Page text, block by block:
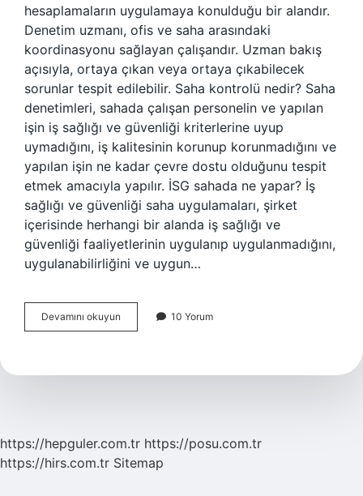
hesaplamaların uygulamaya konulduğu bir alandır.
Denetim uzmanı, ofis ve saha arasındaki
koordinasyonu sağlayan çalışandır. Uzman bakış
açısıyla, ortaya çıkan veya ortaya çıkabilecek
sorunlar tespit edilebilir. Saha kontrolü nedir? Saha
denetimleri, sahada çalışan personelin ve yapılan
işin iş sağlığı ve güvenliği kriterlerine uyup
uymadığını, iş kalitesinin korunup korunmadığını ve
yapılan işin ne kadar çevre dostu olduğunu tespit
etmek amacıyla yapılır. İSG sahada ne yapar? İş
sağlığı ve güvenliği saha uygulamaları, şirket
içerisinde herhangi bir alanda iş sağlığı ve
güvenliği faaliyetlerinin uygulanıp uygulanmadığını,
uygulanabilirliğini ve uygun…
Devamını okuyun
Gözetimi
10 Yorum
https://hepguler.com.tr https://posu.com.tr
https://hirs.com.tr Sitemap